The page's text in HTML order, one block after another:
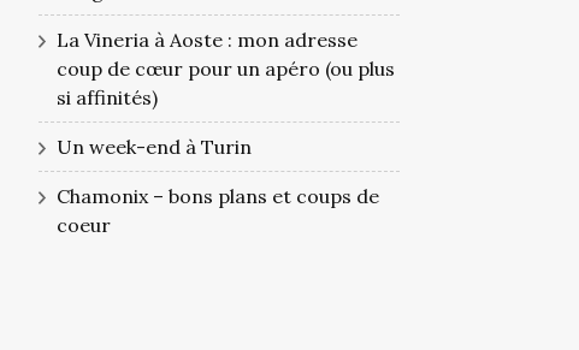
La Vineria à Aoste : mon adresse
coup de cœur pour un apéro (ou plus
si affinités)
Un week-end à Turin
Chamonix – bons plans et coups de
coeur